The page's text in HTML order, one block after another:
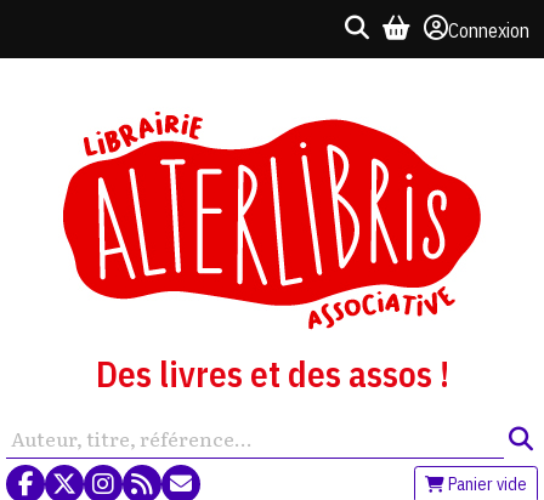
Connexion
Des livres et des assos !
Panier vide